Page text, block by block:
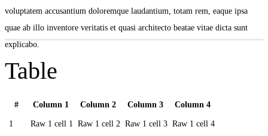
voluptatem accusantium doloremque laudantium, totam rem, eaque ipsa
quae ab illo inventore veritatis et quasi architecto beatae vitae dicta sunt
explicabo.
Table
# Column 1 Column 2 Column 3 Column 4
1 Raw 1 cell 1 Raw 1 cell 2 Raw 1 cell 3 Raw 1 cell 4